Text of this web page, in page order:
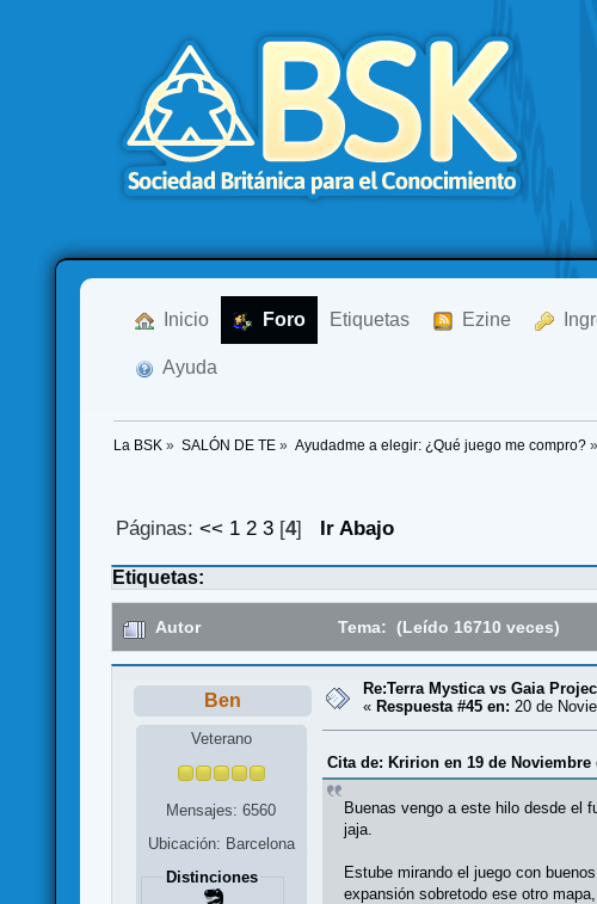
Inicio Foro Etiquetas Ezine
Ayuda
La BSK » SALÓN DE TE » Ayudadme a elegir: ¿Qué juego me compro?»
Páginas: << 1 2 3[4] Ir Abajo
Etiquetas:
Autor Tema: (Leído 16710 veces)
Ben
Veterano
Mensajes: 6560
Ubicación: Barcelona
Distinciones
Re:Terra Mystica vs Gaia
« Respuesta #45 en: 20 de
Cita de: Kririon en 19 de Noviembre
Buenas vengo a este hilo desde el
jaja.
Estube mirando el juego con
expansión sobretodo ese otro